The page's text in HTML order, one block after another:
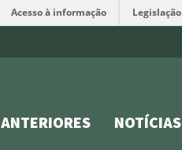
Acesso à informação Legislação
ANTERIORES NOTÍCIAS